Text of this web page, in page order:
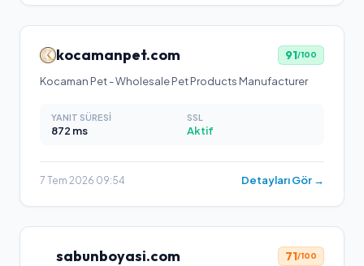
kocamanpet.com 91/100
Kocaman Pet - Wholesale Pet Products Manufacturer
YANIT SÜRESI
872 ms
SSL
Aktif
7 Tem 2026 09:54 Detayları Gör →
sabunboyasi.com 71/100